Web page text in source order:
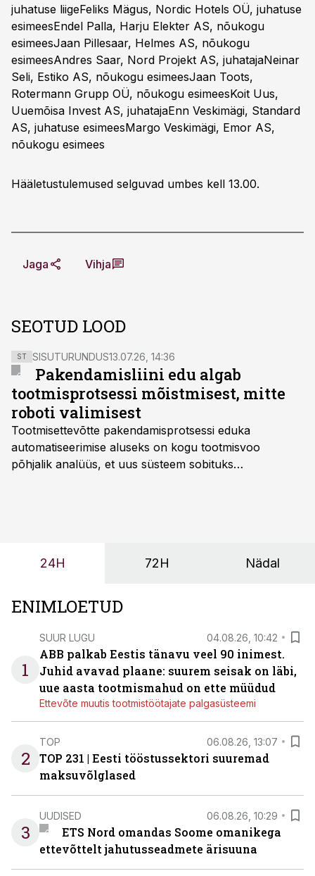
juhatuse liigeFeliks Mägus, Nordic Hotels OÜ, juhatuse
esimeesEndel Palla, Harju Elekter AS, nõukogu
esimeesJaan Pillesaar, Helmes AS, nõukogu
esimeesAndres Saar, Nord Projekt AS, juhatajaNeinar
Seli, Estiko AS, nõukogu esimeesJaan Toots,
Rotermann Grupp OÜ, nõukogu esimeesKoit Uus,
Uuemõisa Invest AS, juhatajaEnn Veskimägi, Standard
AS, juhatuse esimeesMargo Veskimägi, Emor AS,
nõukogu esimees
Hääletustulemused selguvad umbes kell 13.00.
Jaga Vihja
SEOTUD LOOD
ST SISUTURUNDUS13.07.26, 14:36
Pakendamisliini edu algab
tootmisprotsessi mõistmisest, mitte
roboti valimisest
Tootmisettevõtte pakendamisprotsessi eduka
automatiseerimise aluseks on kogu tootmisvoo
põhjalik analüüs, et uus süsteem sobituks
OÜ tegevjuht Sander Mitendorf.
24H 72H Nädal
ENIMLOETUD
1
SUUR LUGU 04.08.26, 10:42
ABB palkab Eestis tänavu veel 90 inimest.
Juhid avavad plaane: suurem seisak on läbi,
uue aasta tootmismahud on ette müüdud
Ettevõte muutis tootmistöötajate palgasüsteemi
2
TOP 06.08.26, 13:07
TOP 231 | Eesti tööstussektori suuremad
maksuvõlglased
3
UUDISED 06.08.26, 10:29
ETS Nord omandas Soome omanikega
ettevõttelt jahutusseadmete ärisuuna